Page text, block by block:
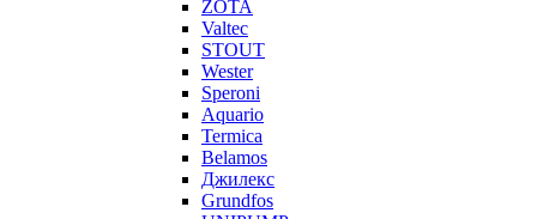
ZOTA
Valtec
STOUT
Wester
Speroni
Aquario
Termica
Belamos
Джилекс
Grundfos